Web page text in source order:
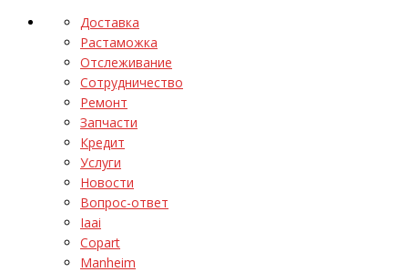
Доставка
Растаможка
Отслеживание
Сотрудничество
Ремонт
Запчасти
Кредит
Услуги
Новости
Вопрос-ответ
Iaai
Copart
Manheim